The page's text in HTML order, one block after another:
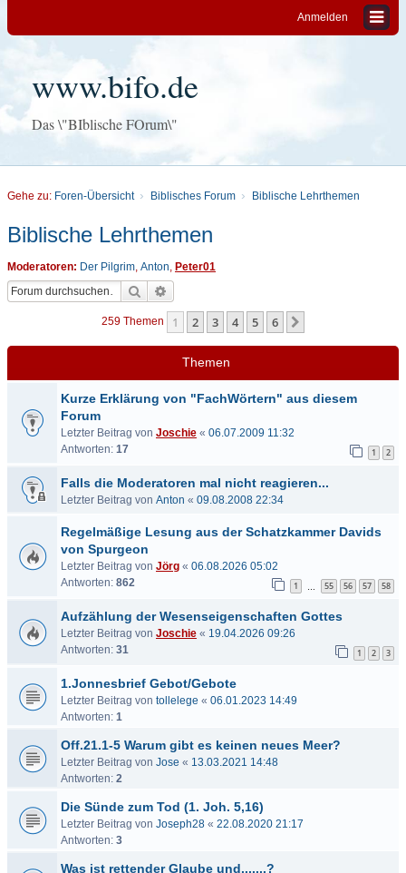
Anmelden
www.bifo.de
Das \"BIblische FOrum\"
Gehe zu: Foren-Übersicht Biblisches Forum Biblische Lehrthemen
Biblische Lehrthemen
Moderatoren: Der Pilgrim, Anton, Peter01
Suche
259 Themen 1 2 3 4 5 6
Themen
Kurze Erklärung von "FachWörtern" aus diesem
Forum
Letzter Beitrag von Joschie « 06.07.2009 11:32
Antworten: 17 1 2
Falls die Moderatoren mal nicht reagieren...
Letzter Beitrag von Anton « 09.08.2008 22:34
Regelmäßige Lesung aus der Schatzkammer Davids
von Spurgeon
Letzter Beitrag von Jörg « 06.08.2026 05:02
Antworten: 862 1 55 56 57 58
Aufzählung der Wesenseigenschaften Gottes
Letzter Beitrag von Joschie « 19.04.2026 09:26
Antworten: 31 1 2 3
1.Jonnesbrief Gebot/Gebote
Letzter Beitrag von tollelege « 06.01.2023 14:49
Antworten: 1
Off.21.1-5 Warum gibt es keinen neues Meer?
Letzter Beitrag von Jose « 13.03.2021 14:48
Antworten: 2
Die Sünde zum Tod (1. Joh. 5,16)
Letzter Beitrag von Joseph28 « 22.08.2020 21:17
Antworten: 3
Was ist rettender Glaube und.......?